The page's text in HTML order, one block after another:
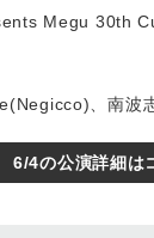
Megu 30th
、南波
6/4の公演詳細は